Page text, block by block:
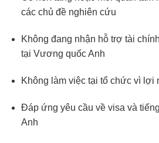
các chủ đề nghiên cứu
Không đang nhận hỗ trợ tài
tại Vương quốc Anh
Không làm việc tại tổ chức vì lợi
Đáp ứng yêu cầu về visa và
Anh